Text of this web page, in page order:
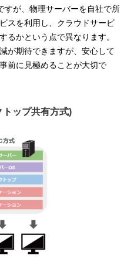
すが、物理サーバーを自社で所
スを利用し、クラウドサービ
るかという点で異なります。
が期待できますが、安心して
前に見極めることが大切で
ップ共有方式)